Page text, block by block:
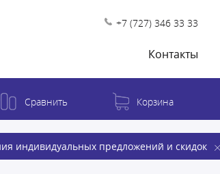
+7 (727) 346 33 33
Контакты
индивидуальных предложений и скидок
Сравнить Корзина